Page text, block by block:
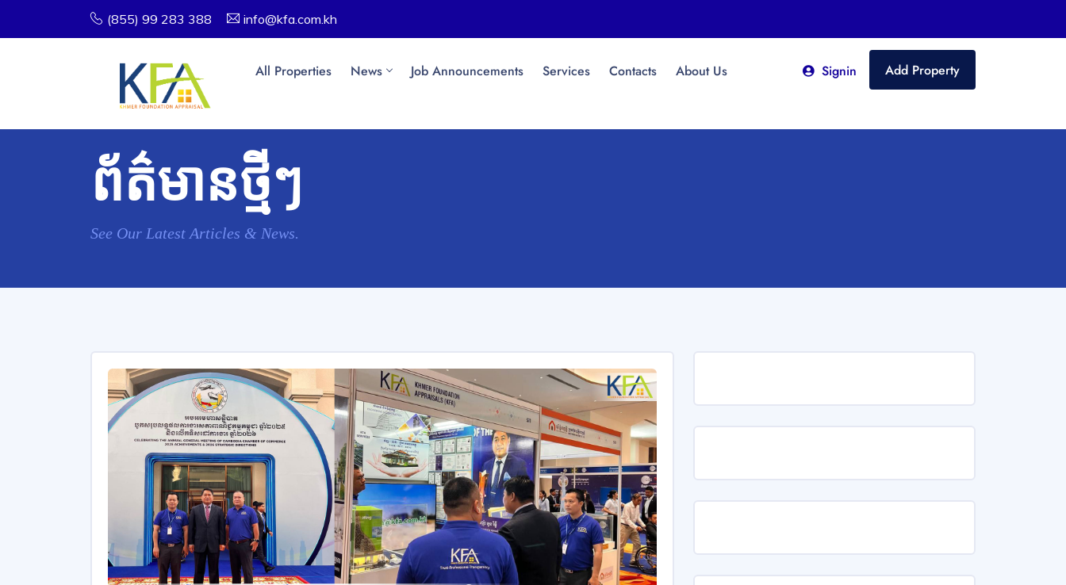
(855) 99 283 388 info@kfa.com.kh
All Properties News Job Announcements Services Contacts About Us Signin Add Property
ព័ត៌មានថ្មីៗ
See Our Latest Articles & News.